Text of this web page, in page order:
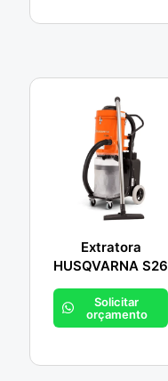
Extratora
HUSQVARNA S26
Solicitar
orçamento